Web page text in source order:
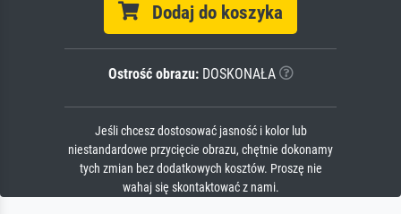
Dodaj do koszyka
Ostrość obrazu:DOSKONAŁA
Jeśli chcesz dostosować jasność i kolor lub
niestandardowe przycięcie obrazu, chętnie dokonamy
tych zmian bez dodatkowych kosztów. Proszę nie
wahaj się skontaktować z nami.